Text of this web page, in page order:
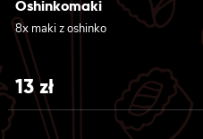
łososiem, ogórkiem, serkiem
awokado i masago, 8x california z
majonezem lekko pikantnym,
ogórkiem, masago i sezamem, 2x
łososiem, 2x nigiri z tuńczykiem, 2x
krewetką
Oshinkomaki
8x maki z oshinko
13zł